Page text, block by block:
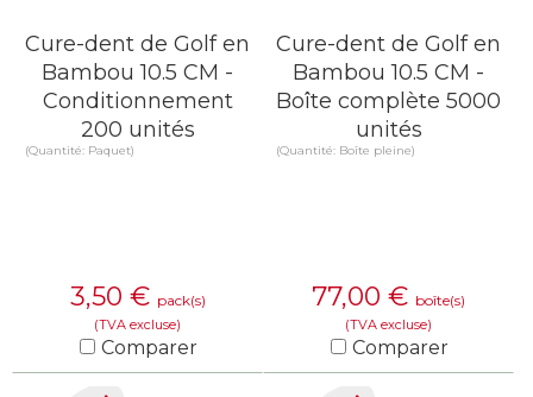
Cure-dent de Golf en
Bambou 10.5 CM -
Conditionnement
200 unités
(Quantité: Paquet)
3,50 € pack(s)
(TVA excluse)
Comparer
Cure-dent de Golf en
Bambou 10.5 CM -
Boîte complète 5000
unités
(Quantité: Boîte pleine)
77,00 € boîte(s)
(TVA excluse)
Comparer